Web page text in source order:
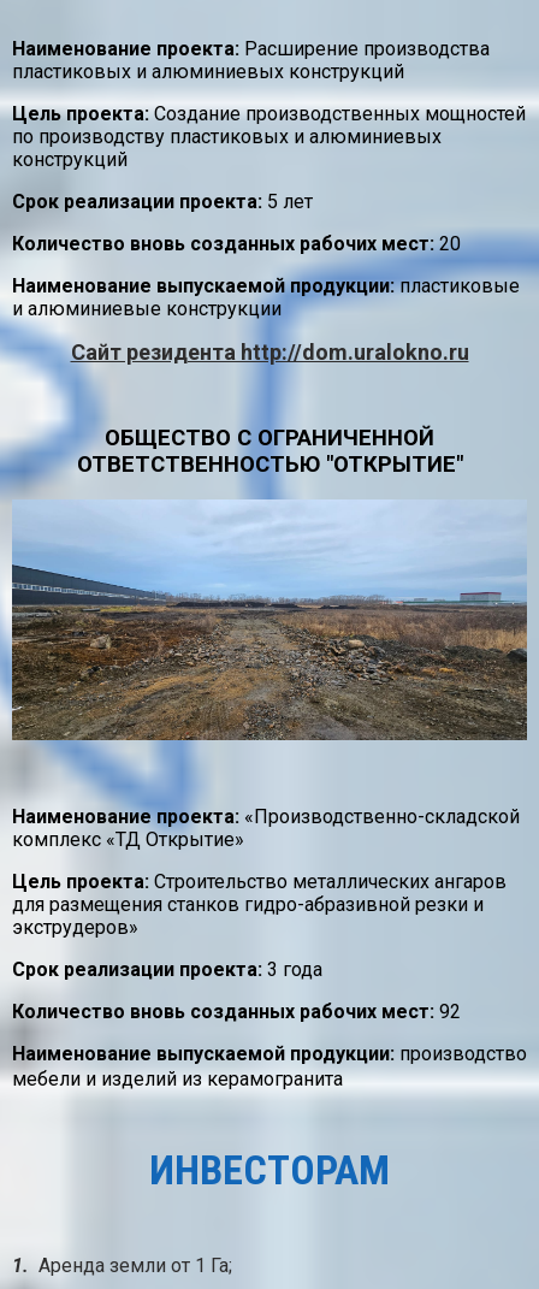
Наименование проекта: Расширение производства
пластиковых и алюминиевых конструкций
Цель проекта:Создание производственных мощностей
по производству пластиковых и алюминиевых
конструкций
Срок реализации проекта: 5 лет
Количество вновь созданных рабочих мест:20
Наименование выпускаемой продукции:пластиковые
и алюминиевые конструкции
Сайт резидента http://dom.uralokno.ru
ОБЩЕСТВО С ОГРАНИЧЕННОЙ
ОТВЕТСТВЕННОСТЬЮ "ОТКРЫТИЕ"
Наименование проекта: «Производственно-складской
комплекс «ТД Открытие»
Цель проекта: Строительство металлических ангаров
для размещения станков гидро-абразивной резки и
экструдеров»
Срок реализации проекта: 3 года
Количество вновь созданных рабочих мест: 92
Наименование выпускаемой продукции: производство
мебели и изделий из керамогранита
ИНВЕСТОРАМ
1. Аренда земли от 1 Га;